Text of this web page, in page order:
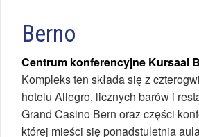
Berno
Centrum konferencyjne Kursaal
Kompleks ten składa się z
hotelu Allegro, licznych barów i
Grand Casino Bern oraz części
której mieści się ponadstuletnia